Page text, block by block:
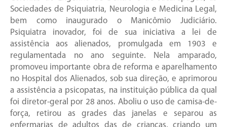
Sociedades de Psiquiatria, Neurologia e Medicina Legal,
bem como inaugurado o Manicômio Judiciário.
Psiquiatra inovador, foi de sua iniciativa a lei de
assistência aos alienados, promulgada em 1903 e
regulamentada no ano seguinte. Nela amparado,
promoveu importante obra de reforma e aparelhamento
no Hospital dos Alienados, sob sua direção, e aprimorou
a assistência a psicopatas, na instituição pública da qual
foi diretor-geral por 28 anos. Aboliu o uso de camisa-de-
força, retirou as grades das janelas e separou as